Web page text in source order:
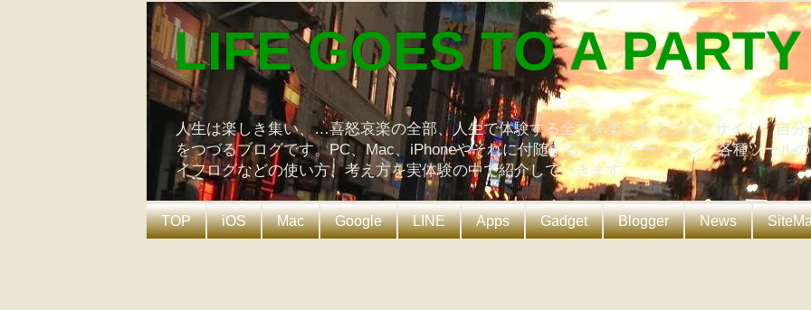
LIFE GOES TO A PARTY
人生は楽しき集い、…喜怒哀楽の全部、人生で体験する全てを楽しもうブログサイト。自
をつづるブログです。PC、Mac、iPhoneやそれに付随するアプリケーション、各種ツール
イフログなどの使い方、考え方を実体験の中で紹介していきます。
TOP iOS Mac Google LINE Apps Gadget Blogger News